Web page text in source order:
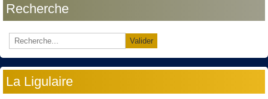
Recherche
Valider
La Ligulaire